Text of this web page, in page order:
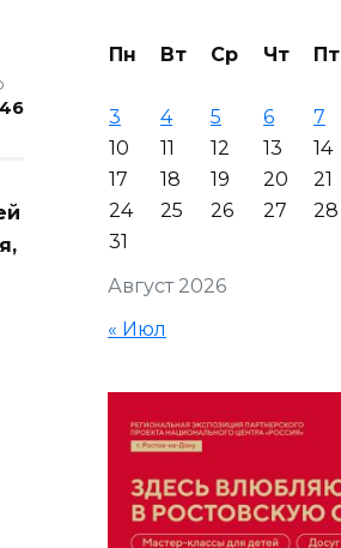
Август 2026
Пн Вт Ср Чт Пт
3
4 5 6 7
10
11 12 13 14
17
18 19 20 21
24
25 26 27 28
31
« Июл